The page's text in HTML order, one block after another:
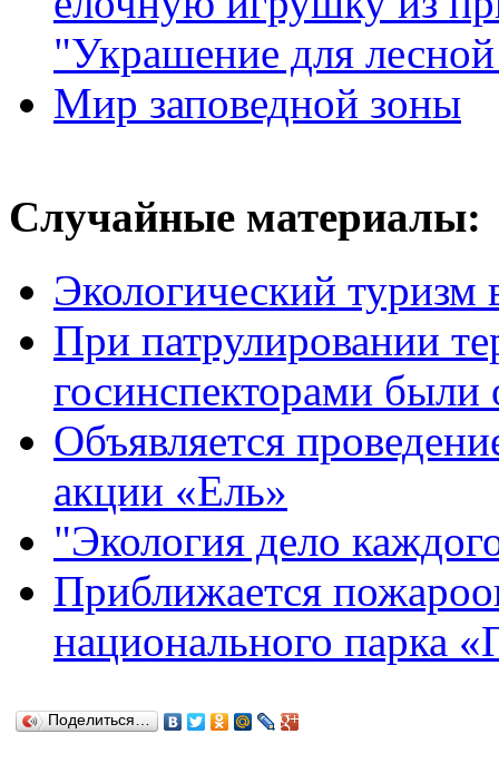
"Украшение для
Мир заповедной зоны
Случайные материалы:
Экологический туризм
При патрулировании
госинспекторами
Объявляется
акции «Ель»
"Экология дело
Приближается
национального парка
Поделиться…